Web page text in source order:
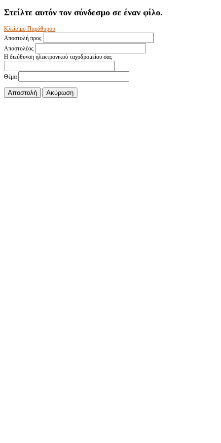
Στείλτε αυτόν τον σύνδεσμο σε έναν φίλο.
Κλείσιμο Παράθυρου
Αποστολή προς
Αποστολέας
Η διεύθυνση ηλεκτρονικού ταχυδρομείου σας
Θέμα
Αποστολή Ακύρωση